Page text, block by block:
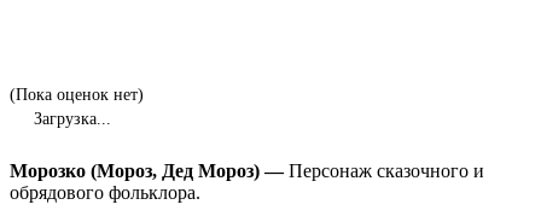
(Пока оценок нет)
Загрузка...
Морозко (Мороз, Дед Мороз) —Персонаж сказочного и
обрядового фольклора.